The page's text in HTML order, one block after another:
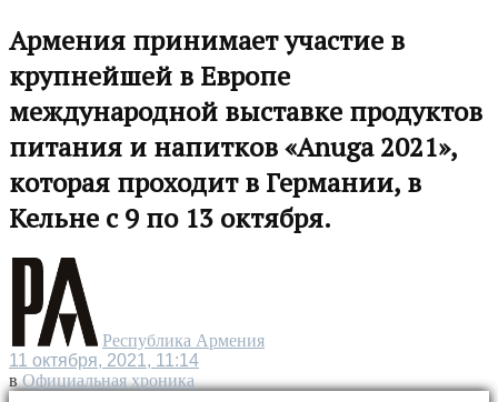
Армения принимает участие в
крупнейшей в Европе
международной выставке продуктов
питания и напитков «Anuga 2021»,
которая проходит в Германии, в
Кельне с 9 по 13 октября.
Республика Армения
11 октября, 2021, 11:14
в Официальная хроника